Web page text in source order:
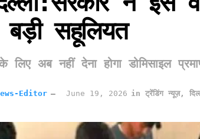
सहूलियत
के लिए अब नहीं देना होगा डोमिसाइल
Editor June 19, 2026 in ट्रेंडिंग न्यूज़,